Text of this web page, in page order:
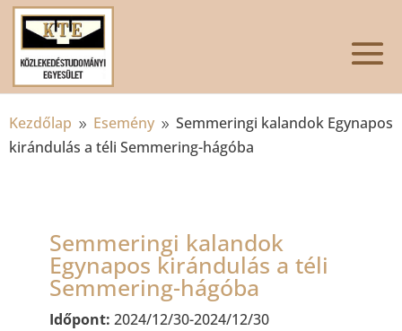
Kezdőlap 9 Esemény 9 Semmeringi kalandok Egynapos
kirándulás a téli Semmering-hágóba
Semmeringi kalandok
Egynapos kirándulás a téli
Semmering-hágóba
Időpont: 2024/12/30-2024/12/30